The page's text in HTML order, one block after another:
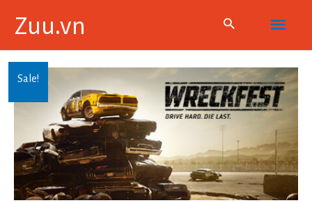
Zuu.vn
Main
Menu
Sale!